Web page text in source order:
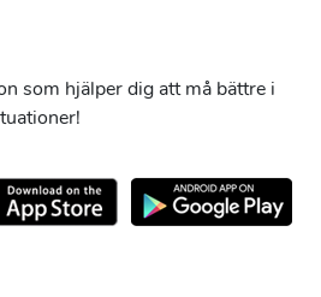
som hjälper dig att må bättre i